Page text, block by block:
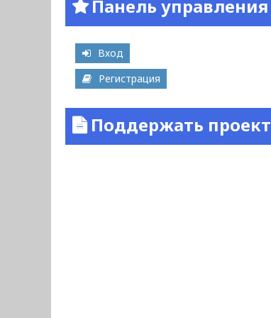
Панель управления
Вход
Регистрация
Поддержать проект